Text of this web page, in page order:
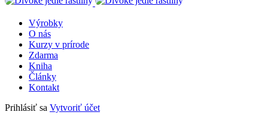
Výrobky
O nás
Kurzy v prírode
Zdarma
Kniha
Články
Kontakt
Prihlásiť sa Vytvoriť účet